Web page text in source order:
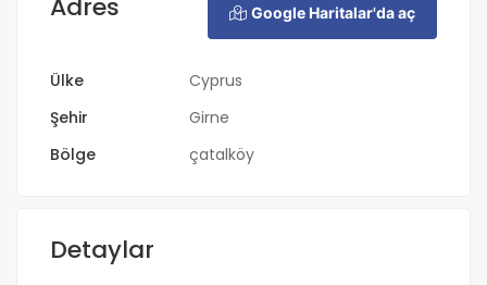
Adres Google Haritalar'da aç
Ülke
Cyprus
Şehir
Girne
Bölge
çatalköy
Detaylar